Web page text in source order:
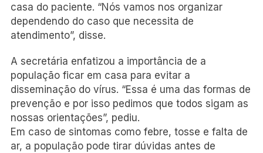
casa do paciente. “Nós vamos nos organizar
dependendo do caso que necessita de
atendimento”, disse.
A secretária enfatizou a importância de a
população ficar em casa para evitar a
disseminação do vírus. “Essa é uma das formas de
prevenção e por isso pedimos que todos sigam as
nossas orientações”, pediu.
Em caso de sintomas como febre, tosse e falta de
ar, a população pode tirar dúvidas antes de